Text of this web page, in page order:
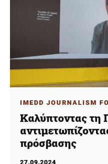
IMEDD JOURNALISM
Καλύπτοντας τη
πρόσβασης
27.09.2024